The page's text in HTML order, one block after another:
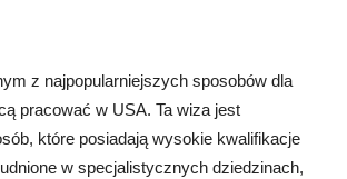
z najpopularniejszych sposobów dla
pracować w USA. Ta wiza jest
które posiadają wysokie kwalifikacje
w specjalistycznych dziedzinach,